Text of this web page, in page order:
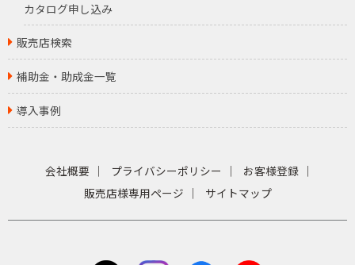
カタログ申し込み
販売店検索
補助金・助成金一覧
導入事例
会社概要 プライバシーポリシー
お客様登録
販売店様専用ページ
サイトマップ